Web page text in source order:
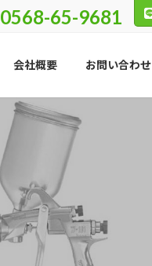
0568-65-9681
会社概要 お問い合わせ